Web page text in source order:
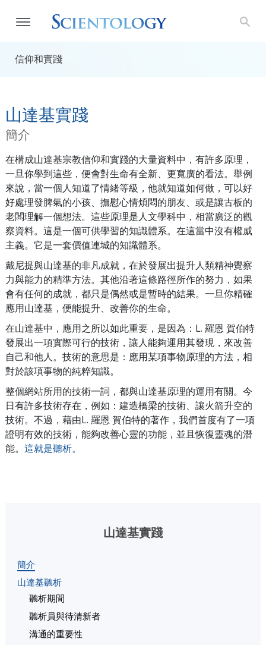
信仰和實踐
山達基實踐
簡介
在構成山達基宗教信仰和實踐的大量資料中，有許多原理，
一旦你學到這些，便會對生命有全新、更寬廣的看法。舉例
來說，當一個人知道了情緒等級，他就知道如何做，可以好
好處理發脾氣的小孩、撫慰心情煩悶的朋友、或是讓古板的
老闆理解一個想法。這些原理是人文學科中，相當廣泛的觀
察資料。這是一個可供學習的知識體系。在這當中沒有權威
主義。它是一套價值連城的知識體系。
戴尼提與山達基的非凡成就，在於發展出提升人類精神覺察
力與能力的精準方法。其他沿著這條路徑所作的努力，如果
會有任何的成就，都只是偶然或是暫時的結果。一旦你精確
應用山達基，便能提升、改善你的生命。
在山達基中，應用之所以如此重要，是因為：L. 羅恩 賀伯特
發展出一項實際可行的技術，讓人能夠運用其發現，來改善
自己和他人。 技術的意思是：應用某項事物原理的方法，相
對於該項事物的純粹知識。
整個網站所用的技術一詞，都與山達基原理的運用有關。 今
日有許多技術存在，例如：建造橋梁的技術、讓火箭升空的
技術。不過，藉由L. 羅恩 賀伯特的著作，我們首度有了一項
證明有效的技術，能夠改善心靈的功能，並且恢復靈魂的潛
能。 這就是聽析。
山達基實踐
簡介
山達基聽析
聽析期間
聽析員與待清新者
溝通的重要性